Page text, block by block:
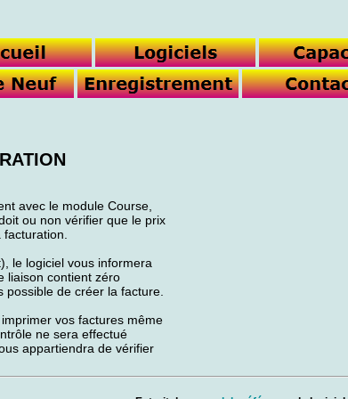
avec le module Course,
ou non vérifier que le prix
le logiciel vous informera
liaison contient zéro
possible de créer la facture.
vos factures même
ne sera effectué
appartiendra de vérifier